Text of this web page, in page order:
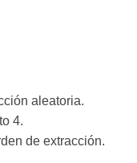
aleatoria.
4.
de extracción.